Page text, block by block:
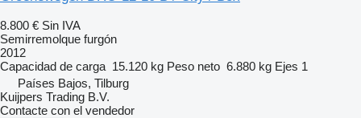
8.800 € Sin IVA
Semirremolque furgón
2012
Capacidad de carga 15.120 kg Peso neto 6.880 kg Ejes 1
Países Bajos, Tilburg
Kuijpers Trading B.V.
Contacte con el vendedor